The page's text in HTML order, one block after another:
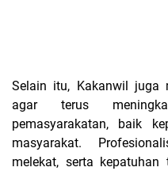
Selain itu, Kakanwil juga
agar terus
pemasyarakatan, baik
masyarakat.
melekat, serta